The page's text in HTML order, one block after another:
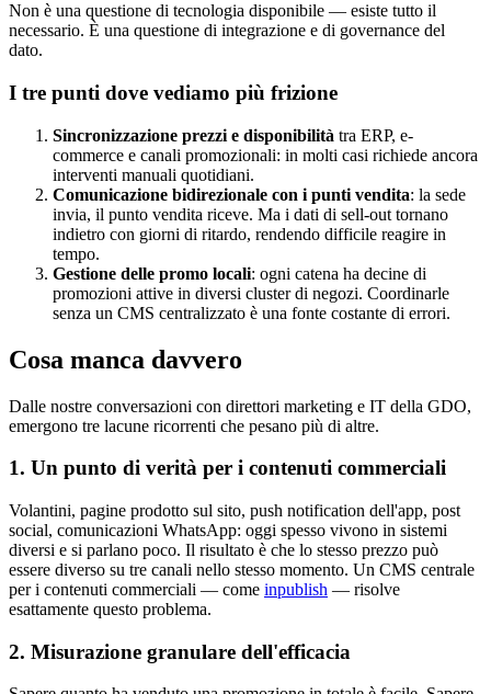
Non è una questione di tecnologia disponibile — esiste tutto il
necessario. È una questione di integrazione e di governance del
dato.
I tre punti dove vediamo più frizione
Sincronizzazione prezzi e disponibilità tra ERP, e-
commerce e canali promozionali: in molti casi richiede ancora
interventi manuali quotidiani.
Comunicazione bidirezionale con i punti vendita: la sede
invia, il punto vendita riceve. Ma i dati di sell-out tornano
indietro con giorni di ritardo, rendendo difficile reagire in
tempo.
Gestione delle promo locali: ogni catena ha decine di
promozioni attive in diversi cluster di negozi. Coordinarle
senza un CMS centralizzato è una fonte costante di errori.
Cosa manca davvero
Dalle nostre conversazioni con direttori marketing e IT della GDO,
emergono tre lacune ricorrenti che pesano più di altre.
1. Un punto di verità per i contenuti commerciali
Volantini, pagine prodotto sul sito, push notification dell'app, post
social, comunicazioni WhatsApp: oggi spesso vivono in sistemi
diversi e si parlano poco. Il risultato è che lo stesso prezzo può
essere diverso su tre canali nello stesso momento. Un CMS centrale
per i contenuti commerciali — come inpublish — risolve
esattamente questo problema.
2. Misurazione granulare dell'efficacia